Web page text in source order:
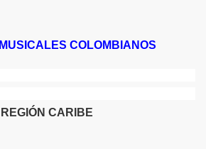
MUSICALES COLOMBIANOS
REGIÓN CARIBE